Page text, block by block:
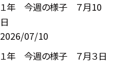
１年 今週の様子 ７月10
日
2026/07/10
１年 今週の様子 ７月３日